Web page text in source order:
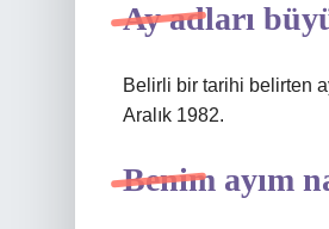
Ay adları
Belirli bir tarihi belirten
Aralık 1982.
Benim ayım